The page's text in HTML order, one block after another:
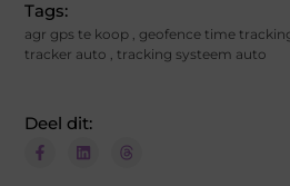
Tags:
agr gps te koop ,geofence time
tracker auto
tracking systeem auto
Deel dit: